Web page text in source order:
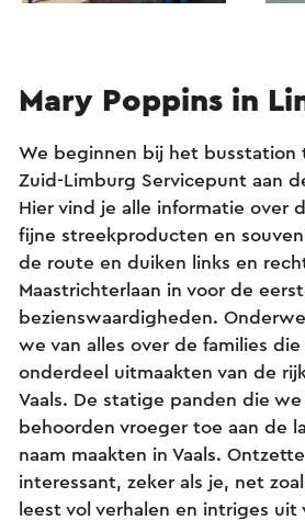
Mary Poppins in
We beginnen bij het busstation
Zuid-Limburg Servicepunt aan
Hier vind je alle informatie over
fijne streekproducten en
de route en duiken links en
Maastrichterlaan in voor de
bezienswaardigheden.
we van alles over de families
onderdeel uitmaakten van de
Vaals. De statige panden die
behoorden vroeger toe aan de
naam maakten in Vaals.
interessant, zeker als je, net
leest vol verhalen en intriges